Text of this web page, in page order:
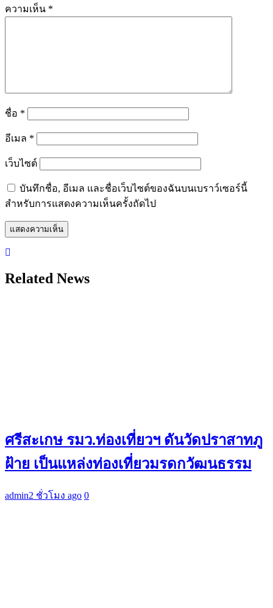
ความเห็น *
ชื่อ *
อีเมล *
เว็บไซต์
บันทึกชื่อ, อีเมล และชื่อเว็บไซต์ของฉันบนเบราว์เซอร์นี้
สำหรับการแสดงความเห็นครั้งถัดไป
Related News
ศรีสะเกษ รมว.ท่องเที่ยวฯ ดันวัดปราสาทภู
ฝ้าย เป็นแหล่งท่องเที่ยวมรดกวัฒนธรรม
admin2 ชั่วโมง ago 0